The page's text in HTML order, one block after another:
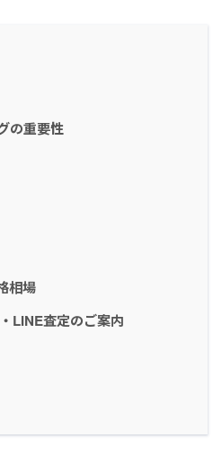
の重要性
相場
LINE査定のご案内